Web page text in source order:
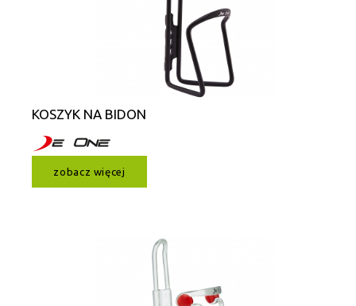
KOSZYK NA BIDON
zobacz więcej